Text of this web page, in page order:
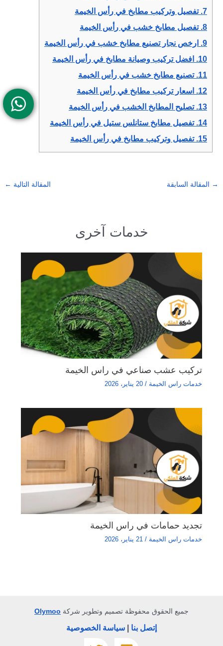
7. تفصيل وتركيب مطابخ في رأس الخيمة
8. تفصيل مطابخ خشب في رأس الخيمة
9.
ارخص نجار تصنيع مطابخ خشب في رأس الخيمة
10.
افضل تركيب وصيانة مطابخ في رأس الخيمة
11. تصنيع مطابخ خشب في رأس الخيمة
12.
اسعار تركيب مطابخ في رأس الخيمة
13. تصليح المطابخ الخشب في رأس الخيمة
14. تفصيل مطابخ ستانلس ستيل في رأس الخيمة
15. تفصيل وتركيب مطابخ في رأس الخيمة
→ المقالة السابقة المقالة التالية ←
خدمات آخرى
تركيب عشب صناعي في راس الخيمة
خدمات راس الخيمة / 20 يناير، 2026
تجديد حمامات في راس الخيمة
خدمات راس الخيمة / 21 يناير، 2026
جميع الحقوق محفوظة تصميم وتطوير شركة Olymoo
إتصل بنا | سياسة الخصوصية